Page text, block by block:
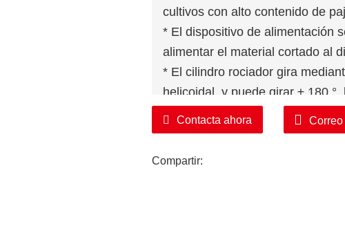
cultivos con alto contenido de
* El dispositivo de alimentación
alimentar el material cortado al
* El cilindro rociador gira
helicoidal, y puede girar ± 180
rociador, lo que hace que el
* El dispositivo de corte de
Contacta ahora
Compartir: